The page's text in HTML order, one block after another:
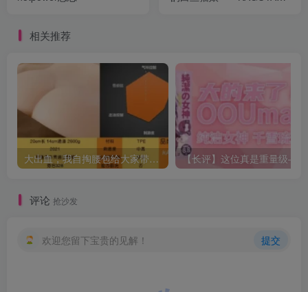
相关推荐
大出血，我自掏腰包给大家带来——KAGUYANO新品蜂蜜芥末酱倔强款测评
评论 抢沙发
欢迎您留下宝贵的见解！ 提交